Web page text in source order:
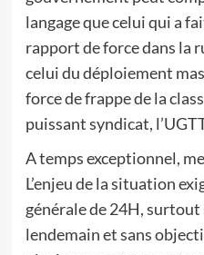
langage que celui qui a
rapport de force dans la
celui du déploiement
force de frappe de la
puissant syndicat,
A temps exceptionnel,
L’enjeu de la situation
générale de 24H, surtout
lendemain et sans